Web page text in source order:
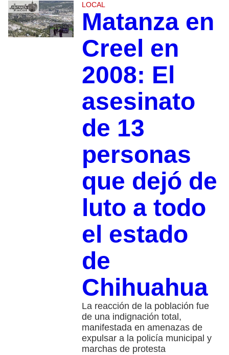
LOCAL
Matanza en
Creel en
2008: El
asesinato
de 13
personas
que dejó de
luto a todo
el estado
de
Chihuahua
La reacción de la población fue
de una indignación total,
manifestada en amenazas de
expulsar a la policía municipal y
marchas de protesta